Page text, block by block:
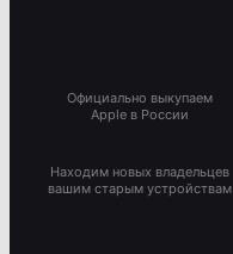
Официально выкупаем
Apple в России
Находим новых владельцев
вашим старым устройствам